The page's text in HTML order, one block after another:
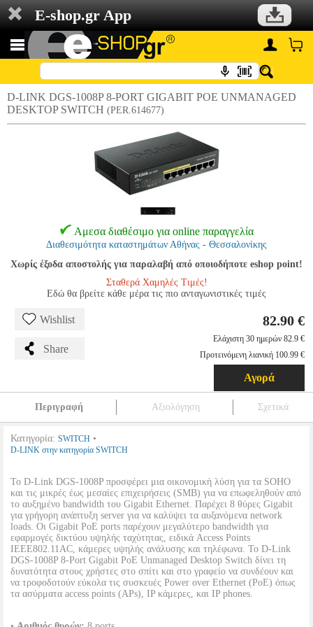
E-shop.gr App
D-LINK DGS-1008P 8-PORT GIGABIT POE UNMANAGED
DESKTOP SWITCH (PER.614677)
Αμεσα διαθέσιμο για online παραγγελία
Διαθεσιμότητα καταστημάτων Αθήνας - Θεσσαλονίκης
Χωρίς έξοδα αποστολής για παραλαβή από οποιοδήποτε eshop point!
Σταθερά Χαμηλές Τιμές!
Εδώ θα βρείτε κάθε μέρα τις πιο ανταγωνιστικές τιμές
Wishlist
Share
82.90 €
Ελάχιστη 30 ημερών 82.9 €
Προτεινόμενη λιανική 100.99 €
Αγορά
Περιγραφή Αξιολόγηση Σχετικά
Κατηγορία: SWITCH •
D-LINK στην κατηγορία SWITCH
Το D-Link DGS-1008P προσφέρει μια οικονομική λύση για τα SOHO
και τις μικρές έως μεσαίες επιχειρήσεις (SMB) για να επωφεληθούν από
το αυξημένο bandwidth του Gigabit Ethernet. Παρέχει 8 θύρες Gigabit
για γρήγορη ανάπτυξη server για να καλύψει τα αυξανόμενα network
loads. Οι Gigabit PoE ports παρέχουν μεγαλύτερο bandwidth για
εφαρμογές δικτύου υψηλής ταχύτητας, ειδικά Access Points
IEEE802.11AC, κάμερες υψηλής ανάλυσης και τηλέφωνα. Το D-Link
DGS-1008P 8-Port Gigabit PoE Unmanaged Desktop Switch δίνει τη
δυνατότητα στους χρήστες στο σπίτι και στο γραφείο να συνδέουν και
να τροφοδοτούν εύκολα τις συσκευές Power over Ethernet (PoE) όπως
τα ασύρματα access points (APs), IP κάμερες, και IP phones.